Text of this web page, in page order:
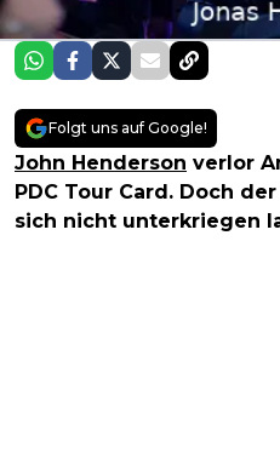
Folgt uns auf Google!
John Henderson verlor
PDC Tour Card. Doch
sich nicht unterkriegen